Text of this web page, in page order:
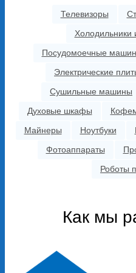
Телевизоры
Холодильники
Посудомоечные
Электрические
Сушильные машины
Духовые шкафы
Майнеры
Ноутбуки
Фотоаппараты
Роботы
Как мы